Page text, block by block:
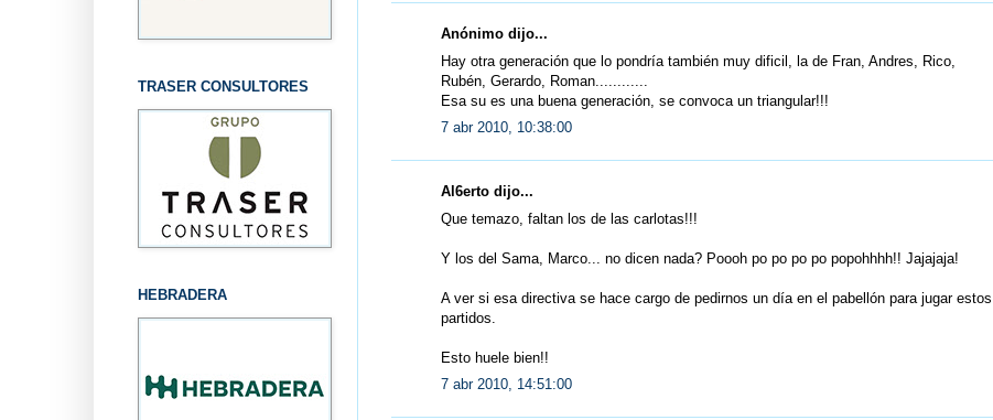
Anónimo dijo...
Hay otra generación que lo pondría también muy dificil, la de Fran, Andres, Rico,
Rubén, Gerardo, Roman............
Esa su es una buena generación, se convoca un triangular!!!
7 abr 2010, 10:38:00
Al6erto dijo...
Que temazo, faltan los de las carlotas!!!
Y los del Sama, Marco... no dicen nada? Poooh po po po po popohhhh!! Jajajaja!
A ver si esa directiva se hace cargo de pedirnos un día en el pabellón para jugar estos
partidos.
Esto huele bien!!
7 abr 2010, 14:51:00
TRASER CONSULTORES
HEBRADERA